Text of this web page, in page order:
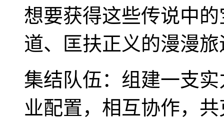
想要获得这些传说中
道、匡扶正义的漫漫旅
集结队伍：组建一支
业配置，相互协作，